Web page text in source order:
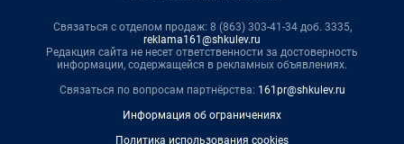
Связаться с отделом продаж: 8 (863) 303-41-34 доб. 3335,
reklama161@shkulev.ru
Редакция сайта не несет ответственности за достоверность
информации, содержащейся в рекламных объявлениях.
Связаться по вопросам партнёрства: 161pr@shkulev.ru
Информация об ограничениях
Политика использования cookies